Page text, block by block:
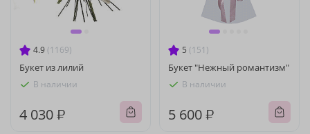
4.9 (1169)
Букет из лилий
В наличии
4 030 ₽
5 (151)
Букет "Нежный романтизм"
В наличии
5 600 ₽